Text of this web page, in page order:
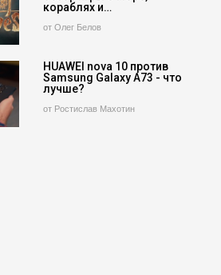
кораблях и…
от Олег Белов
HUAWEI nova 10 против
Samsung Galaxy A73 - что
лучше?
от Ростислав Махотин